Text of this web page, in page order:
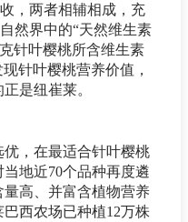
，两者相辅相成，充
然界中的“天然维生素
针叶樱桃所含维生素
针叶樱桃营养价值，
是纽崔莱。
，在最适合针叶樱桃
地近70个品种再度遴
高、并富含植物营养
西农场已种植12万株